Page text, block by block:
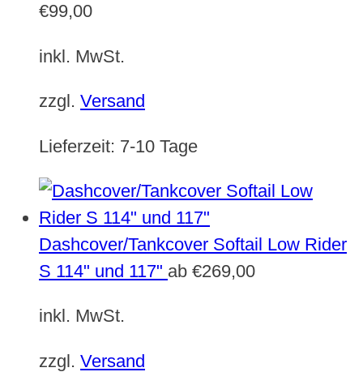
€99,00
inkl. MwSt.
zzgl. Versand
Lieferzeit: 7-10 Tage
Dashcover/Tankcover Softail Low Rider
S 114" und 117" ab €269,00
inkl. MwSt.
zzgl. Versand